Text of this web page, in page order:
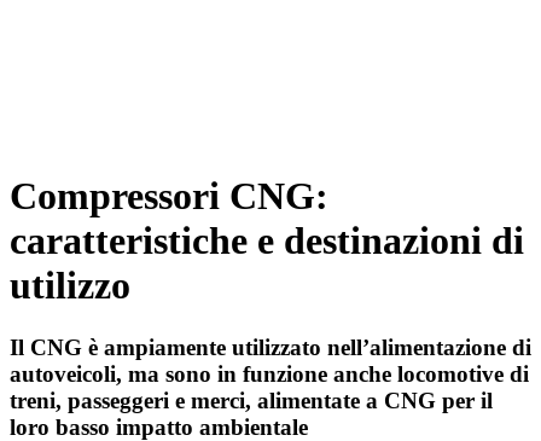
Compressori CNG:
caratteristiche e destinazioni di
utilizzo
Il CNG è ampiamente utilizzato nell’alimentazione di
autoveicoli, ma sono in funzione anche locomotive di
treni, passeggeri e merci, alimentate a CNG per il
loro basso impatto ambientale